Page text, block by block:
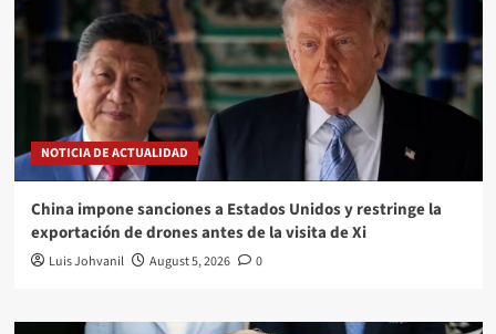
NOTICIA DE ACTUALIDAD
China impone sanciones a Estados Unidos y restringe la
exportación de drones antes de la visita de Xi
Luis Johvanil August 5, 2026 0